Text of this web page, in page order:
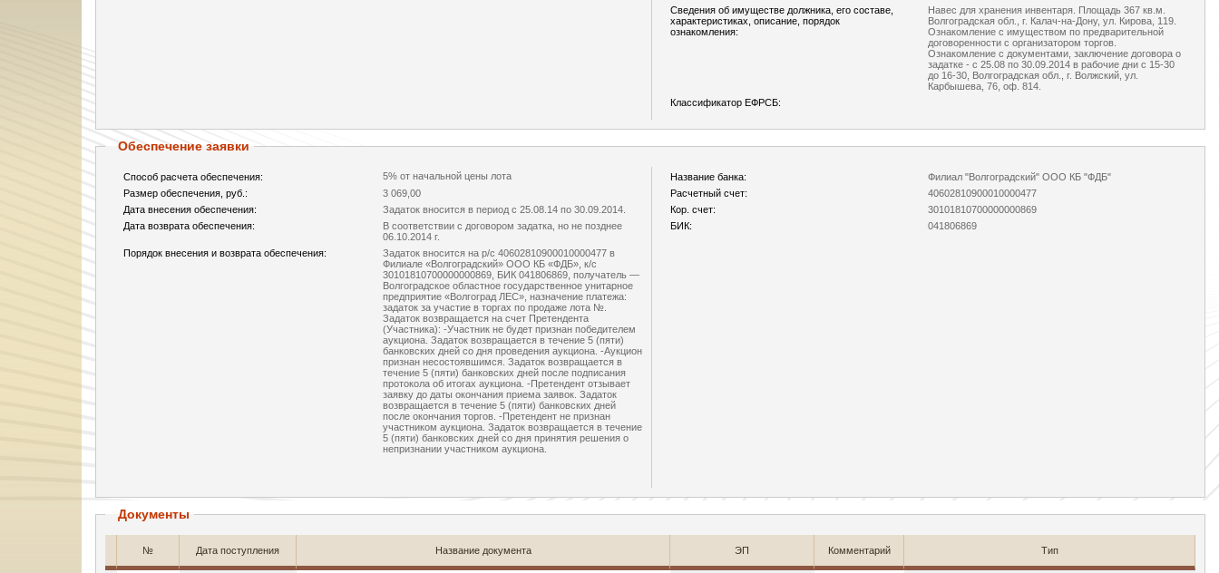
Сведения об имуществе должника, его составе,
характеристиках, описание, порядок
ознакомления:
Навес для хранения инвентаря. Площадь 367 кв.м.
Волгоградская обл., г. Калач-на-Дону, ул. Кирова, 119.
Ознакомление с имуществом по предварительной
договоренности с организатором торгов.
Ознакомление с документами, заключение договора о
задатке - с 25.08 по 30.09.2014 в рабочие дни с 15-30
до 16-30, Волгоградская обл., г. Волжский, ул.
Карбышева, 76, оф. 814.
Классификатор ЕФРСБ:
Обеспечение заявки
Способ расчета обеспечения: 5% от начальной цены лота Название банка:
Филиал "Волгоградский" ООО КБ "ФДБ"
Размер обеспечения, руб.:
3 069,00 Расчетный счет:
40602810900010000477
Дата внесения обеспечения:
Задаток вносится в период с 25.08.14 по 30.09.2014. Кор. счет:
30101810700000000869
Дата возврата обеспечения:
В соответствии с договором задатка, но не позднее
06.10.2014 г.
БИК: 041806869
Порядок внесения и возврата обеспечения:
Задаток вносится на р/с 40602810900010000477 в
Филиале «Волгоградский» ООО КБ «ФДБ», к/с
30101810700000000869, БИК 041806869, получатель —
Волгоградское областное государственное унитарное
предприятие «Волгоград ЛЕС», назначение платежа:
задаток за участие в торгах по продаже лота №.
Задаток возвращается на счет Претендента
(Участника): -Участник не будет признан победителем
аукциона. Задаток возвращается в течение 5 (пяти)
банковских дней со дня проведения аукциона. -Аукцион
признан несостоявшимся. Задаток возвращается в
течение 5 (пяти) банковских дней после подписания
протокола об итогах аукциона. -Претендент отзывает
заявку до даты окончания приема заявок. Задаток
возвращается в течение 5 (пяти) банковских дней
после окончания торгов. -Претендент не признан
участником аукциона. Задаток возвращается в течение
5 (пяти) банковских дней со дня принятия решения о
непризнании участником аукциона.
Документы
№ Дата поступления Название документа ЭП Комментарий Тип